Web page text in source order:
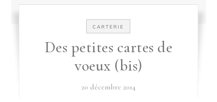
CARTERIE
Des petites cartes de
voeux (bis)
20 décembre 2014